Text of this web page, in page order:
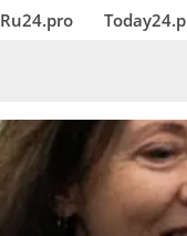
Ru24.pro